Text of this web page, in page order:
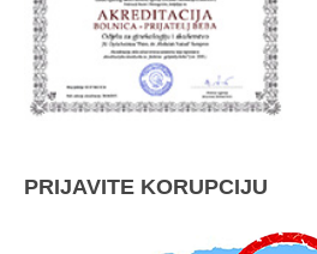
PRIJAVITE KORUPCIJU